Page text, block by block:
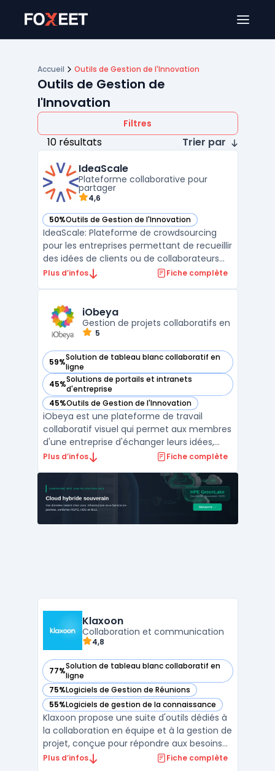
Accueil Outils de Gestion de l'Innovation
Outils de Gestion de
l'Innovation
Filtres
10 résultats
Trier par
IdeaScale
Plateforme collaborative pour
partager
4,6
50%Outils de Gestion de l'Innovation
— voir IdeaScale dans cette catégorie
IdeaScale: Plateforme de crowdsourcing
pour les entreprises permettant de recueillir
des idées de clients ou de collaborateurs
afin d'améliorer des produits, services ou
idées, les sondages et l'analyse des
données. ...
Plus d’infos Fiche complète
iObeya
Gestion de projets collaboratifs en
5
59%Solution de tableau blanc collaboratif en
ligne
— voir iObeya dans cette catégorie
45%Solutions de portails et intranets
d'entreprise
— voir iObeya dans cette catégorie
45%Outils de Gestion de l'Innovation
— voir iObeya dans cette catégorie
iObeya est une plateforme de travail
collaboratif visuel qui permet aux membres
d'une entreprise d'échanger leurs idées,
leurs connaissances et informations en
de projet, la résolution de problème, la
planification, la formation, la simulation,
etc. iObe ...
Plus d’infos Fiche complète
Klaxoon
Collaboration et communication
4,8
77%Solution de tableau blanc collaboratif en
ligne
— voir Klaxoon dans cette catégorie
75%Logiciels de Gestion de Réunions
— voir Klaxoon dans cette catégorie
55%Logiciels de gestion de la connaissance
— voir Klaxoon dans cette catégorie
Klaxoon propose une suite d'outils dédiés à
la collaboration en équipe et à la gestion de
projet, conçue pour répondre aux besoins
des entreprises modernes. Cette
Plus d’infos Fiche complète